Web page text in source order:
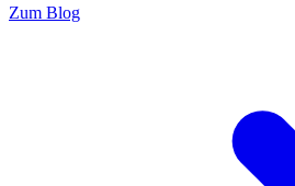
Zum Blog